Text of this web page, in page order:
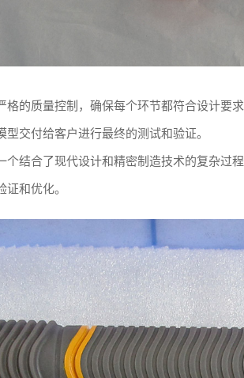
的质量控制，确保每个环节都符合设计要求
交付给客户进行最终的测试和验证。
结合了现代设计和精密制造技术的复杂过
和优化。